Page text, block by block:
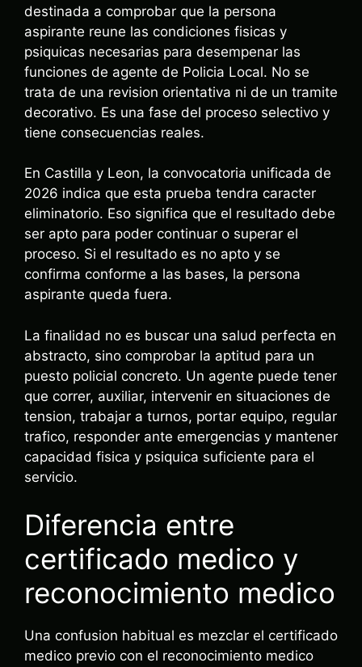
destinada a comprobar que la persona
aspirante reune las condiciones fisicas y
psiquicas necesarias para desempenar las
funciones de agente de Policia Local. No se
trata de una revision orientativa ni de un tramite
decorativo. Es una fase del proceso selectivo y
tiene consecuencias reales.
En Castilla y Leon, la convocatoria unificada de
2026 indica que esta prueba tendra caracter
eliminatorio. Eso significa que el resultado debe
ser apto para poder continuar o superar el
proceso. Si el resultado es no apto y se
confirma conforme a las bases, la persona
aspirante queda fuera.
La finalidad no es buscar una salud perfecta en
abstracto, sino comprobar la aptitud para un
puesto policial concreto. Un agente puede tener
que correr, auxiliar, intervenir en situaciones de
tension, trabajar a turnos, portar equipo, regular
trafico, responder ante emergencias y mantener
capacidad fisica y psiquica suficiente para el
servicio.
Diferencia entre
certificado medico y
reconocimiento medico
Una confusion habitual es mezclar el certificado
medico previo con el reconocimiento medico